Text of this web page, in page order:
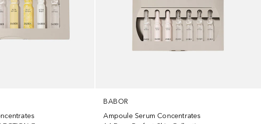
BABOR
Ampoule Serum Concentrates